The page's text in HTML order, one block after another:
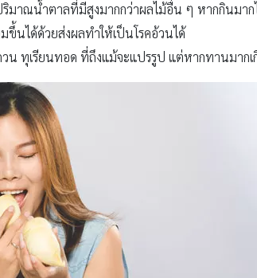
าณน้ำตาลที่มีสูงมากกว่าผลไม้อื่น ๆ หากกินมาก
นได้ด้วยส่งผลทำให้เป็นโรคอ้วนได้
น ทุเรียนทอด ที่ถึงแม้จะแปรรูป แต่หากทานมา